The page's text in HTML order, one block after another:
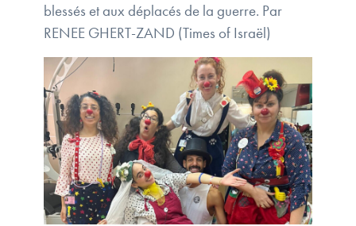
blessés et aux déplacés de la guerre. Par
RENEE GHERT-ZAND (Times of Israël)